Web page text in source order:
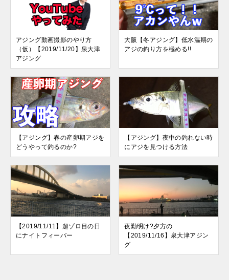
アジング動画撮影のやり方
（仮）【2019/11/20】泉大津
アジング
大阪【冬アジング】低水温期の
アジの釣り方を極める!!
【アジング】春の産卵期アジを
どうやって釣るのか?
【アジング】夜中の釣れない時
にアジを見つける方法
【2019/11/11】超ゾロ目の日
にナイトフィーバー
夜勤明け?夕方の
【2019/11/16】泉大津アジン
グ